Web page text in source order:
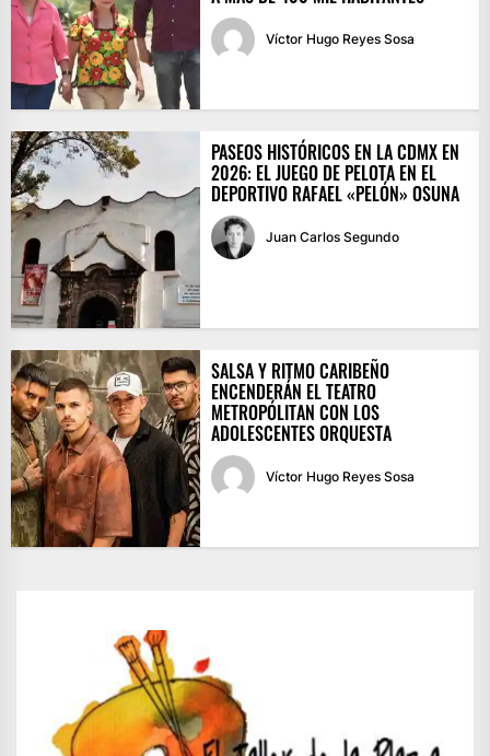
Víctor Hugo Reyes Sosa
PASEOS HISTÓRICOS EN LA CDMX EN
2026: EL JUEGO DE PELOTA EN EL
DEPORTIVO RAFAEL «PELÓN» OSUNA
Juan Carlos Segundo
SALSA Y RITMO CARIBEÑO
ENCENDERÁN EL TEATRO
METROPÓLITAN CON LOS
ADOLESCENTES ORQUESTA
Víctor Hugo Reyes Sosa